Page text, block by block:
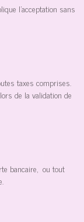
l'acceptation sans
taxes comprises.
de la validation de
bancaire, ou tout